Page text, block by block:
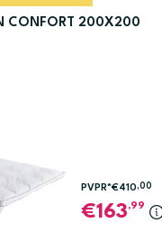
CONFORT 200X200
PVPR*€410 ,00
163,99